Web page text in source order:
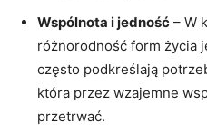
Wspólnota i jedność – W
różnorodność form życia
często podkreślają
która przez wzajemne
przetrwać.